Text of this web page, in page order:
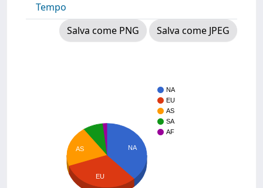
Tempo
Salva come PNG
Salva come JPEG
NA
EU
AS
SA
AF
NA
AS
EU